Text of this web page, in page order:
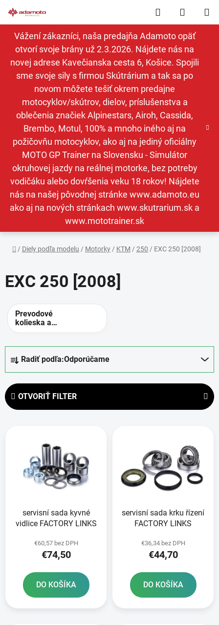
na
obsah
Vážení zákazníci, naša predajňa Adamoto opäť
otvorí svoje brány už 2.3.2026. Nájdete nás na
novej adrese Kavečianska cesta 6, Košice. Spojili
sme svoje sily s firmou Skútrárium a tak sa po
novom môžete tešiť okrem predajne
motocyklov/skútrov, dielov, príslušenstva a
oblečenia značiek Alpinestars, Airoh, Cassida,
Brembo, Motul, 100% a mnoho iného aj na
požičovňu motocyklov, ako aj na jediný oficiálny
MOTO GP Trainer na Slovensku - Simulátor
okruhovej jazdy na reálnej motorke, bez potreby
vodičáku alebo dovŕšenia veku 18 rokov! Nájdete
nás na našej pôvodnej stránke www.adamoto.eu
ako aj na nových stránkach www.skutrarium.sk a
www.mototrainer.sk
Hľadať
KOŠÍK
Domov
/ Diely podľa modelu / Motorky / KTM / 250 / EXC 250 [2008]
EXC 250 [2008]
Prevodové
kolieska a
rozety -
prevody
e
n
Radiť podľa:Odporúčame
OTVORIŤ FILTER
servisní sada kyvné
vidlice FACTORY LINKS
€60,57 bez DPH
€74,50
DO KOŠÍKA
servisní sada krku řízení
FACTORY LINKS
€36,34 bez DPH
€44,70
DO KOŠÍKA